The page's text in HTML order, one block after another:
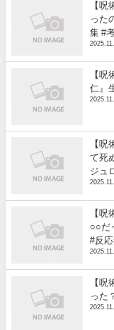
【
った
集 #
【
仁』
【
て死
ジュ
【
○○だ
#反
【
った